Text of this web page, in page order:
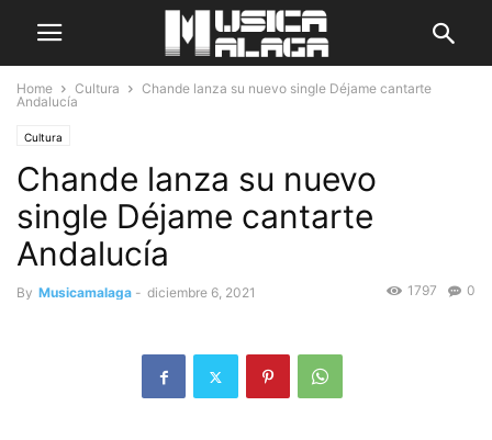
Home Cultura
Chande lanza su nuevo single Déjame cantarte
Andalucía
Cultura
Chande lanza su nuevo
single Déjame cantarte
Andalucía
By Musicamalaga - diciembre 6, 2021 0
1797